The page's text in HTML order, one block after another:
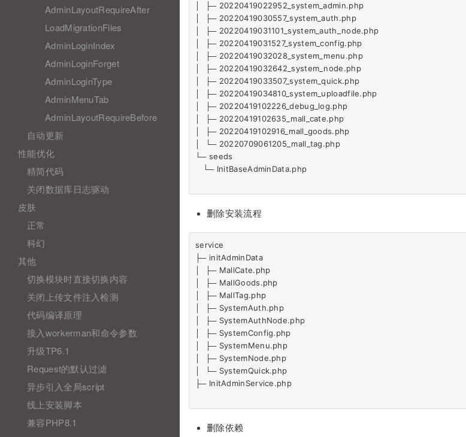
AdminLayoutRequireAfter
LoadMigrationFiles
AdminLoginIndex
AdminLoginForget
AdminLoginType
AdminMenuTab
AdminLayoutRequireBefore
自动更新
性能优化
精简代码
关闭数据库日志驱动
皮肤
正常
科幻
其他
切换模块时直接切换内容
关闭上传文件注入检测
代码编译原理
接入workerman和命令参数
升级TP6.1
Request的默认过滤
异步引入全局script
线上安装脚本
兼容PHP8.1
│  ├─ 20220419022952_system_admin.php
│  ├─ 20220419030557_system_auth.php
│  ├─ 20220419031101_system_auth_node.php
│  ├─ 20220419031527_system_config.php
│  ├─ 20220419032028_system_menu.php
│  ├─ 20220419032642_system_node.php
│  ├─ 20220419033507_system_quick.php
│  ├─ 20220419034810_system_uploadfile.php
│  ├─ 20220419102226_debug_log.php
│  ├─ 20220419102635_mall_cate.php
│  ├─ 20220419102916_mall_goods.php
│  └─ 20220709061205_mall_tag.php
└─ seeds
   └─ InitBaseAdminData.php
删除安装流程
service
├─ initAdminData
│  ├─ MallCate.php
│  ├─ MallGoods.php
│  ├─ MallTag.php
│  ├─ SystemAuth.php
│  ├─ SystemAuthNode.php
│  ├─ SystemConfig.php
│  ├─ SystemMenu.php
│  ├─ SystemNode.php
│  └─ SystemQuick.php
├─ InitAdminService.php
删除依赖